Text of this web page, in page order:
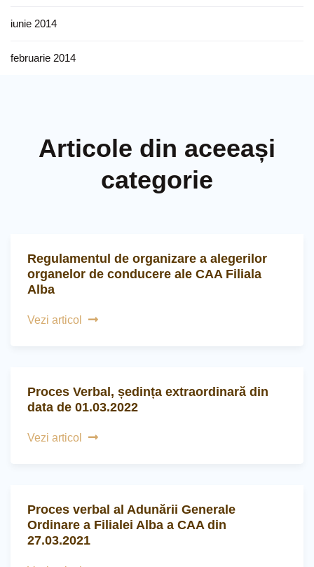
iunie 2014
februarie 2014
Articole din aceeași
categorie
Regulamentul de organizare a alegerilor
organelor de conducere ale CAA Filiala
Alba
Vezi articol
Proces Verbal, ședința extraordinară din
data de 01.03.2022
Vezi articol
Proces verbal al Adunării Generale
Ordinare a Filialei Alba a CAA din
27.03.2021